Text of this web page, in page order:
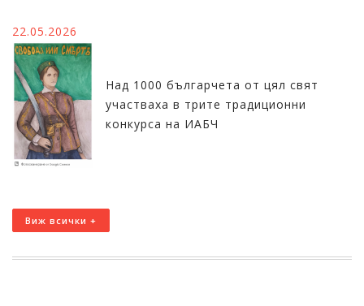
22.05.2026
Над 1000 българчета от цял свят
участваха в трите традиционни
конкурса на ИАБЧ
Виж всички +